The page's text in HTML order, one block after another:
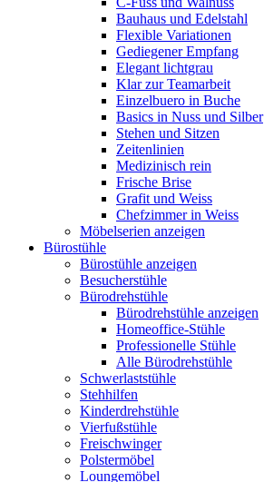
Bauhaus und Edelstahl
Flexible Variationen
Gediegener Empfang
Elegant lichtgrau
Klar zur Teamarbeit
Einzelbuero in Buche
Basics in Nuss und Silber
Stehen und Sitzen
Zeitenlinien
Medizinisch rein
Frische Brise
Grafit und Weiss
Chefzimmer in Weiss
Möbelserien anzeigen
Bürostühle
Bürostühle anzeigen
Besucherstühle
Bürodrehstühle
Bürodrehstühle anzeigen
Homeoffice-Stühle
Professionelle Stühle
Alle Bürodrehstühle
Schwerlaststühle
Stehhilfen
Kinderdrehstühle
Vierfußstühle
Freischwinger
Polstermöbel
Loungemöbel